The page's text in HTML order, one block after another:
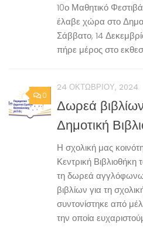
10ο Μαθητικό
έλαβε χώρα στο
Σάββατο, 14
πήρε μέρος στο
0
24 ΟΚΤΩΒΡΊΟΥ, 2024
Δωρεά
Δημοτική
Η σχολική μας
Κεντρική
τη δωρεά
βιβλίων για τη
συντονίστηκε από
την οποία